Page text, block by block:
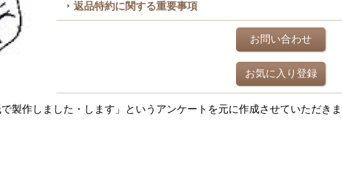
返品特約に関する重要事項
お問い合わせ
お気に入り登録
製作しました・します」というアンケートを元に作成させていただき